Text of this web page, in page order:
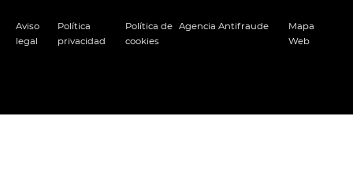
Aviso
legal
Política
privacidad
Política de
cookies
Agencia Antifraude
Mapa
Web